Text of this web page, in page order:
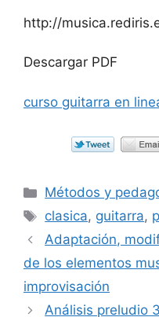
http://
Descargar PDF
curso guitarra en
Categorías
Métodos y
Etiquetas
clasica, guitarra,
Adaptación,
de los elementos
improvisación
Análisis preludio